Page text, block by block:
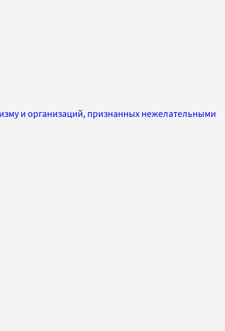
и организаций, признанных нежелательными